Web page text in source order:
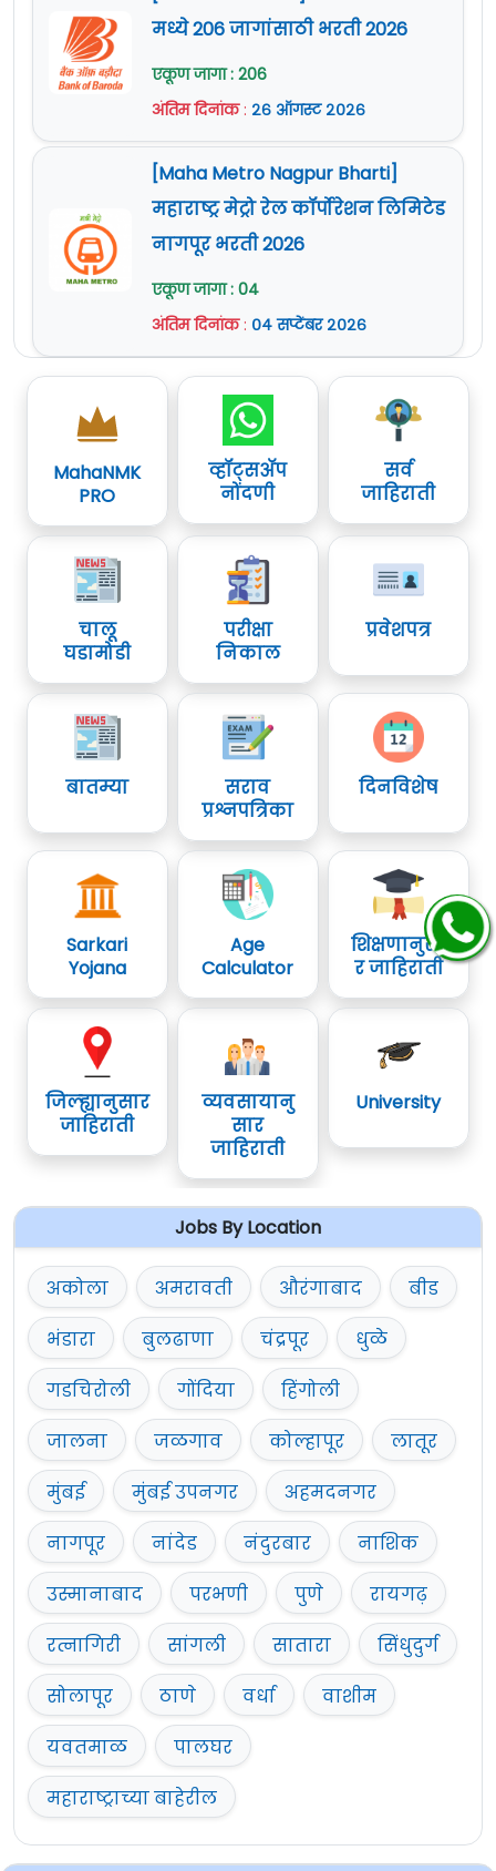
मध्ये 206 जागांसाठी भरती 2026
एकूण जागा : 206
अंतिम दिनांक: २६ ऑगस्ट २०२६
[Maha Metro Nagpur Bharti]
महाराष्ट्र मेट्रो रेल कॉर्पोरेशन लिमिटेड
नागपूर भरती 2026
एकूण जागा : 04
अंतिम दिनांक: ०४ सप्टेंबर २०२६
MahaNMK
PRO
व्हॉट्सॲप
नोंदणी
सर्व
जाहिराती
चालू
घडामोडी
परीक्षा
निकाल
प्रवेशपत्र
बातम्या
सराव
प्रश्नपत्रिका
दिनविशेष
Sarkari
Yojana
Age
Calculator
शिक्षणानुसा
र जाहिराती
जिल्ह्यानुसार
जाहिराती
व्यवसायानु
सार
जाहिराती
University
Jobs By Location
अकोला अमरावती औरंगाबाद
बीड
भंडारा
बुलढाणा चंद्रपूर
धुळे
गडचिरोली
गोंदिया
हिंगोली
जालना
जळगाव कोल्हापूर
लातूर
मुंबई
मुंबई उपनगर
अहमदनगर
नागपूर
नांदेड नंदुरबार
नाशिक
उस्मानाबाद
परभणी पुणे
रायगढ़
रत्नागिरी
सांगली सातारा
सिंधुदुर्ग
सोलापूर
ठाणे वर्धा
वाशीम
यवतमाळ
पालघर
महाराष्ट्राच्या बाहेरील